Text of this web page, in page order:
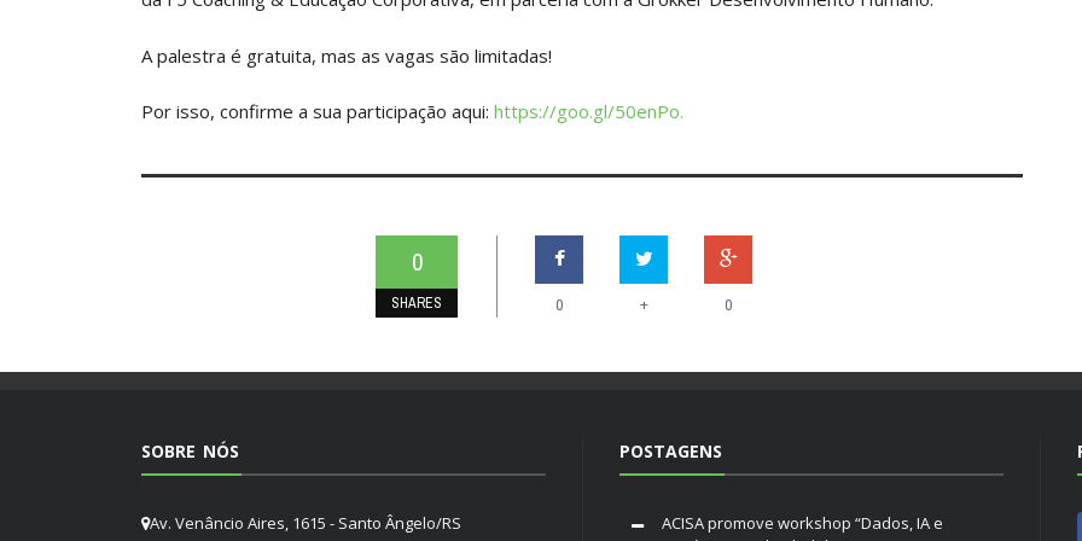
A palestra é gratuita, mas as vagas são limitadas!
Por isso, confirme a sua participação aqui: https://goo.gl/50enPo.
0
SHARES 0 + 0
SOBRE NÓS
Av. Venâncio Aires, 1615 - Santo Ângelo/RS
POSTAGENS
ACISA promove workshop “Dados, IA e